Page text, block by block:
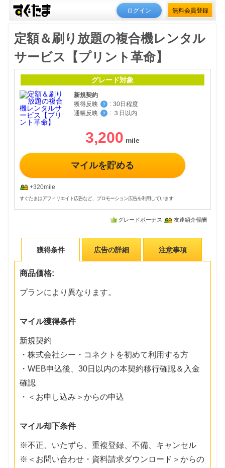
ログイン 無料会員登録
定額＆刷り放題の複合機レンタル
サービス【プリント革命】
グレード対象
新規契約
獲得反映
？ : 30日程度
通帳反映
？ : ３日以内
3,200
マイルを貯める
+320mile
すぐたまはアフィリエイト広告など、プロモーション広告を利用しています
グレードボーナス 友達紹介報酬
獲得条件 広告の詳細 注意事項
商品価格:
プランにより異なります。
マイル獲得条件
新規契約
・株式会社シー・コネクトを初めて利用する方
・WEB申込後、30日以内の本契約移行確認＆入金
確認
・＜お申し込み＞からの申込
マイル却下条件
※不正、いたずら、重複登録、不備、キャンセル
※＜お問い合わせ・資料請求ダウンロード＞からの